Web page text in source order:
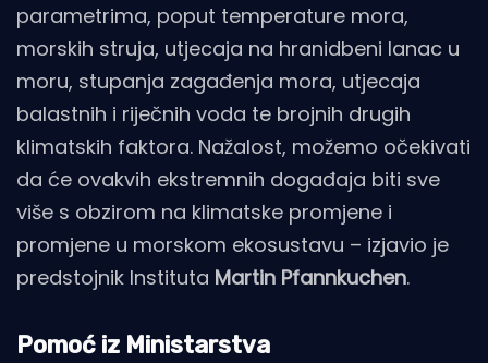
parametrima, poput temperature mora,
morskih struja, utjecaja na hranidbeni lanac u
moru, stupanja zagađenja mora, utjecaja
balastnih i riječnih voda te brojnih drugih
klimatskih faktora. Nažalost, možemo očekivati
da će ovakvih ekstremnih događaja biti sve
više s obzirom na klimatske promjene i
promjene u morskom ekosustavu – izjavio je
predstojnik Instituta Martin Pfannkuchen.
Pomoć iz Ministarstva